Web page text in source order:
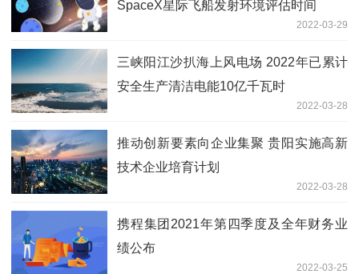
SpaceX星际飞船发射环境评估时间
2022-03-29
三峡阳江沙扒海上风电场 2022年已累计
安全生产清洁电能10亿千瓦时
2022-03-28
推动创新要素向企业集聚 贵阳实施高新
技术企业培育计划
2022-03-28
携程集团2021年第四季度及全年财务业
绩公布
2022-03-25